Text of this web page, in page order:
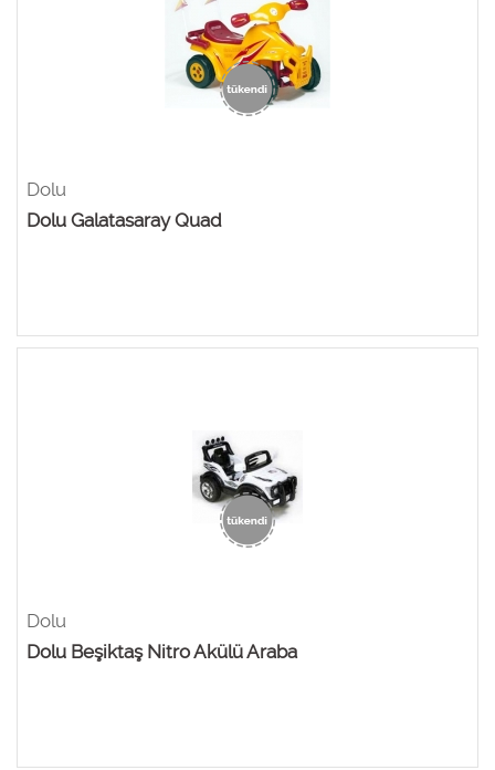
Dolu
Dolu Galatasaray Quad
Dolu
Dolu Beşiktaş Nitro Akülü Araba